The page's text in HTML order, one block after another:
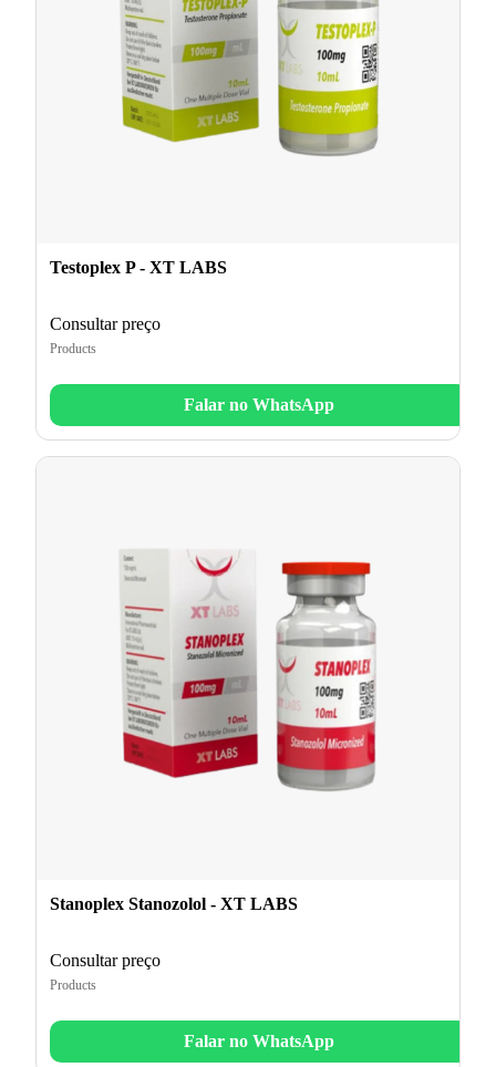
Testoplex P - XT LABS
Consultar preço
Products
Falar no WhatsApp
Stanoplex Stanozolol - XT LABS
Consultar preço
Products
Falar no WhatsApp